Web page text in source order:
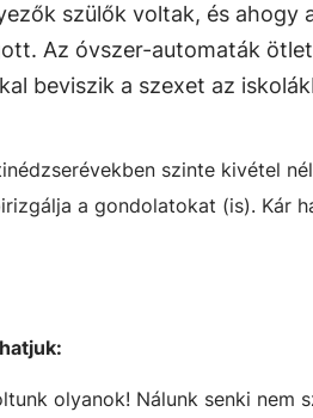
szülők voltak, és
Az óvszer-automaták
beviszik a szexet az
szinte kivétel
a gondolatokat (is). Kár
olyanok! Nálunk senki nem